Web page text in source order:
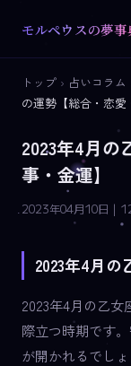
モルペウスの夢事
トップ › 占いコラム
の運勢【総合・恋愛
2023年4月
事・金運】
2023年04月10日 |
2023年4月
2023年4月の乙
際立つ時期です
が開かれるでしょ